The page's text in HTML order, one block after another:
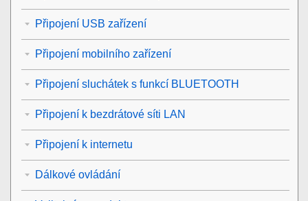
Připojení USB zařízení
Připojení mobilního zařízení
Připojení sluchátek s funkcí BLUETOOTH
Připojení k bezdrátové síti LAN
Připojení k internetu
Dálkové ovládání